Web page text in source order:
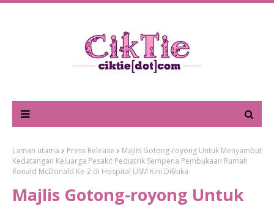
Laman utama Press Release
Majlis Gotong-royong Untuk Menyambut
Kedatangan Keluarga Pesakit Pediatrik Sempena Pembukaan Rumah
Ronald McDonald Ke-2 di Hospital USM Kini DiBuka
Majlis Gotong-royong Untuk